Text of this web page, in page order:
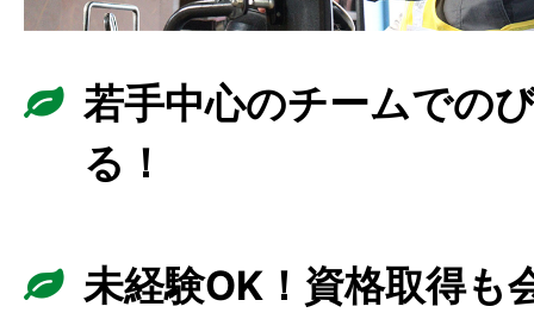
若手中心のチームでの
る！
未経験OK！資格取得も